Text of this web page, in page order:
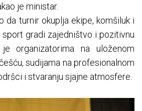
je ministar.
da turnir okuplja ekipe, komšiluk i
gradi zajedništvo i pozitivnu
organizatorima na uloženom
sudijama na profesionalnom
i stvaranju sjajne atmosfere.